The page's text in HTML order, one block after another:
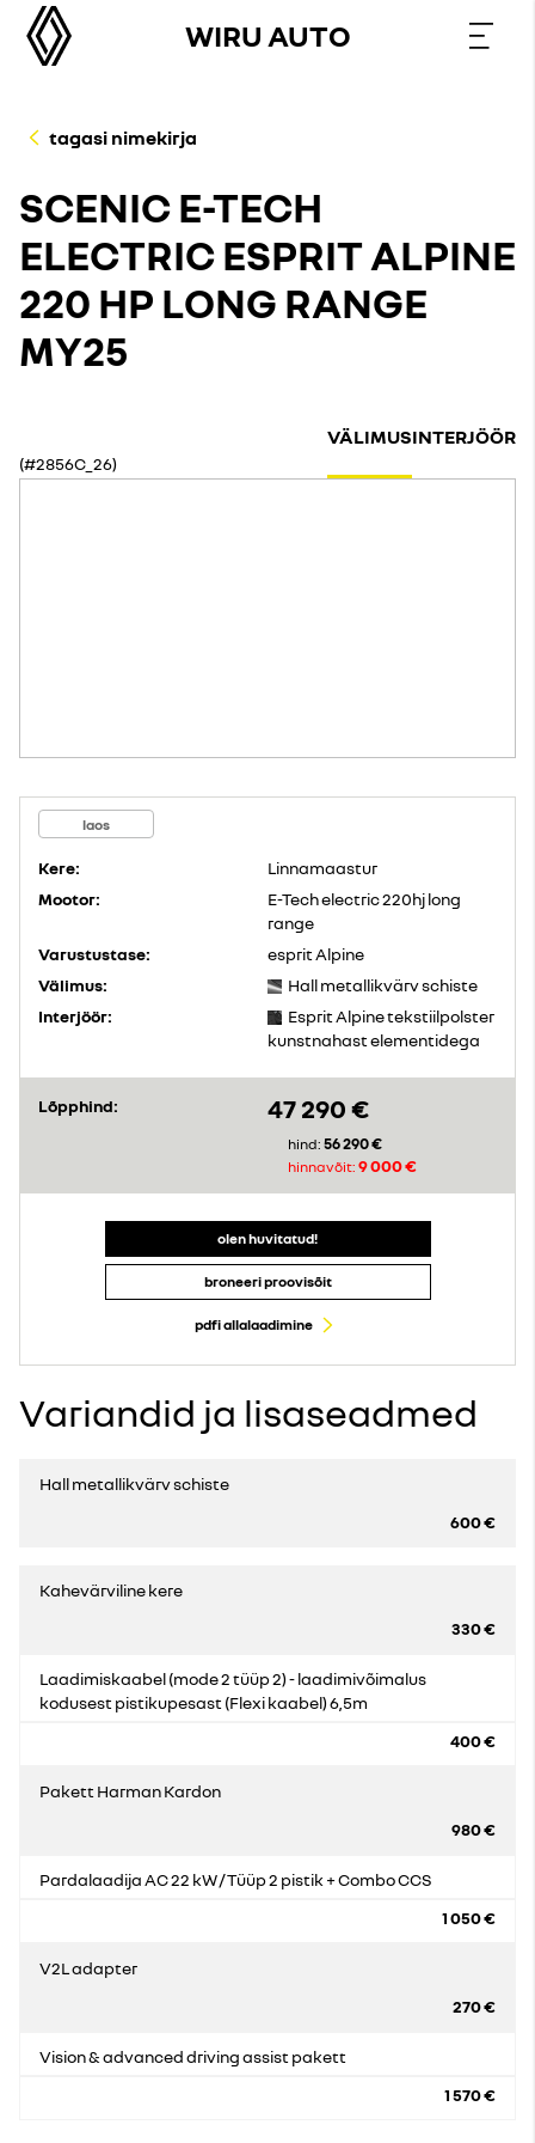
WIRU AUTO
tagasi nimekirja
SCENIC E-TECH
ELECTRIC ESPRIT ALPINE
220 HP LONG RANGE
MY25
(#2856C_26)
VÄLIMUSINTERJÖÖR
laos
Kere:
Linnamaastur
Mootor:
E-Tech electric 220hj long
range
Varustustase:
esprit Alpine
Välimus:
Hall metallikvärv schiste
Interjöör:
Esprit Alpine tekstiilpolster
kunstnahast elementidega
Lõpphind: 47 290 €
hind: 56 290 €
hinnavõit: 9 000 €
olen huvitatud!
broneeri proovisõit
pdfi allalaadimine
Variandid ja lisaseadmed
Hall metallikvärv schiste
600 €
Kahevärviline kere
330 €
Laadimiskaabel (mode 2 tüüp 2) - laadimivõimalus
kodusest pistikupesast (Flexi kaabel) 6,5m
400 €
Pakett Harman Kardon
980 €
Pardalaadija AC 22 kW / Tüüp 2 pistik + Combo CCS
1 050 €
V2L adapter
270 €
Vision & advanced driving assist pakett
1 570 €